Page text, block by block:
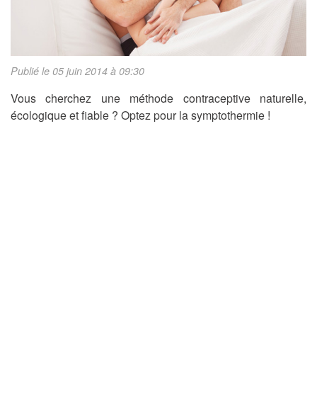
Publié le 05 juin 2014 à 09:30
Vous cherchez une méthode contraceptive naturelle,
écologique et fiable ? Optez pour la symptothermie !